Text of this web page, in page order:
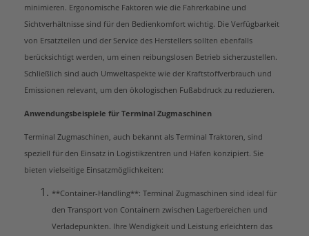
minimieren. Ergonomische Faktoren wie die Fahrerkabine und
Sichtverhältnisse sind für den Bedienkomfort wichtig. Die Verfügbarkeit
von Ersatzteilen und der Service des Herstellers sollten ebenfalls
berücksichtigt werden, um einen reibungslosen Betrieb sicherzustellen.
Schließlich sind auch Umweltaspekte wie der Kraftstoffverbrauch und
Emissionen relevant, um den ökologischen Fußabdruck zu reduzieren.
Anwendungsbeispiele für Terminal Zugmaschinen
Terminal Zugmaschinen, auch bekannt als Terminal Traktoren, sind
speziell für den Einsatz in Logistikzentren und Häfen konzipiert. Sie
bieten vielseitige Einsatzmöglichkeiten:
**Container-Handling**: Terminal Zugmaschinen sind ideal für
den Transport von Containern zwischen Lagerbereichen und
Verladepunkten. Ihre Wendigkeit und Leistung erleichtern das